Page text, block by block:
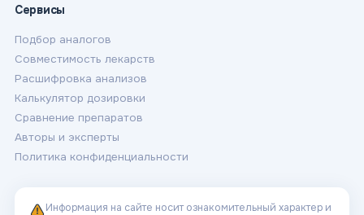
Сервисы
Подбор аналогов
Совместимость лекарств
Расшифровка анализов
Калькулятор дозировки
Сравнение препаратов
Авторы и эксперты
Политика конфиденциальности
Информация на сайте носит ознакомительный характер и